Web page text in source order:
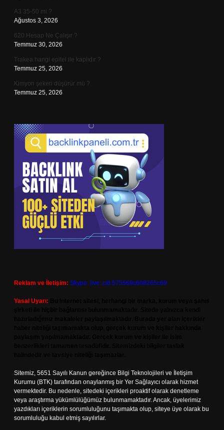
A3 35-50 mi ?
Ağustos 3, 2026
620 Hesap Ne Çalışır ?
Temmuz 30, 2026
Trakea hangi epitel ile kaplıdır ?
Temmuz 25, 2026
Kimyon şekeri düşürür mü ?
Temmuz 25, 2026
Reklam ve İletişim: Skype: live:.cid.575569c608265c69
Yasal Uyarı:
Sitemiz, 5651 Sayılı Kanun gereğince Bilgi Teknolojileri ve İletişim
Kurumu (BTK) tarafından onaylanmış bir Yer Sağlayıcı olarak hizmet
vermektedir. Bu nedenle, sitedeki içerikleri proaktif olarak denetleme
veya araştırma yükümlülüğümüz bulunmamaktadır. Ancak, üyelerimiz
yazdıkları içeriklerin sorumluluğunu taşımakta olup, siteye üye olarak bu
sorumluluğu kabul etmiş sayılırlar.